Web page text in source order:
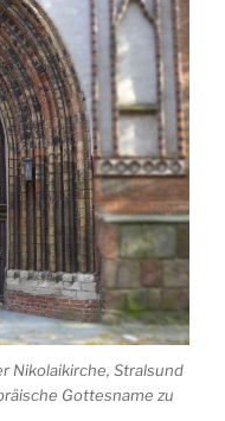
Nikolaikirche, Stralsund
Gottesname zu